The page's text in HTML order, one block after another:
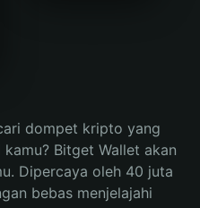
dompet kripto yang
Bitget Wallet akan
Dipercaya oleh 40 juta
bebas menjelajahi